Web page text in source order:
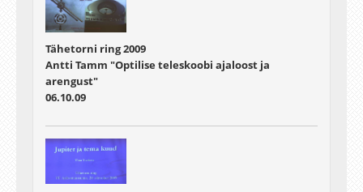
Tähetorni ring 2009
Antti Tamm "Optilise teleskoobi ajaloost ja
arengust"
06.10.09